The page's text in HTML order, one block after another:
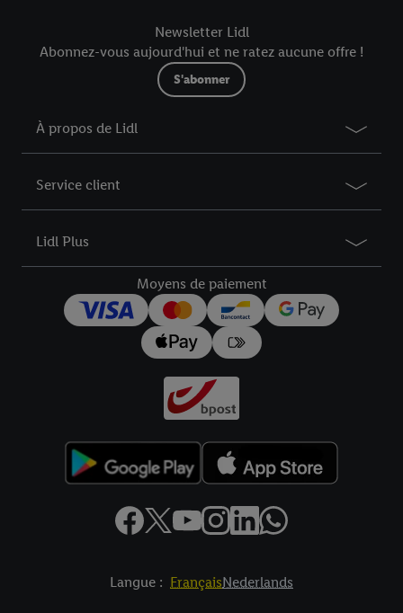
Newsletter Lidl
Abonnez-vous aujourd'hui et ne ratez aucune offre !
S'abonner
À propos de Lidl
Service client
Lidl Plus
Moyens de paiement
Langue : FrançaisNederlands